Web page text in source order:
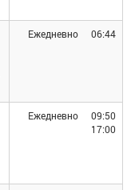
Ежедневно 06:44
Ежедневно
09:50
17:00